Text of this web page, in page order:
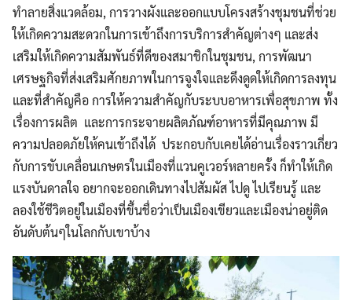
ทำลายสิ่งแวดล้อม, การวางผังและออกแบบโครงสร้างชุมชนที่ช่วย
ให้เกิดความสะดวกในการเข้าถึงการบริการสำคัญต่างๆ และส่ง
เสริมให้เกิดความสัมพันธ์ที่ดีของสมาชิกในชุมชน, การพัฒนา
เศรษฐกิจที่ส่งเสริมศักยภาพในการจูงใจและดึงดูดให้เกิดการลงทุน
และที่สำคัญคือ การให้ความสำคัญกับระบบอาหารเพื่อสุขภาพ ทั้ง
เรื่องการผลิต และการกระจายผลิตภัณฑ์อาหารที่มีคุณภาพ มี
ความปลอดภัยให้คนเข้าถึงได้ ประกอบกับเคยได้อ่านเรื่องราวเกี่ยว
กับการขับเคลื่อนเกษตรในเมืองที่แวนคูเวอร์หลายครั้ง ก็ทำให้เกิด
แรงบันดาลใจ อยากจะออกเดินทางไปสัมผัส ไปดู ไปเรียนรู้ และ
ลองใช้ชีวิตอยู่ในเมืองที่ขึ้นชื่อว่าเป็นเมืองเขียวและเมืองน่าอยู่ติด
อันดับต้นๆในโลกกับเขาบ้าง